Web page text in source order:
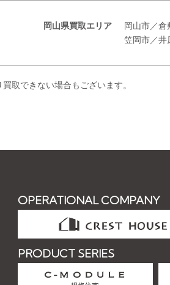
岡山県買取エリア
岡山市／
笠岡市／井
取できない場合もございます。
OPERATIONAL COMPANY
PRODUCT SERIES